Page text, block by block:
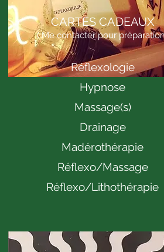
CARTES CADEAUX
( Me contacter pour
Réflexologie
Hypnose
Massage(s)
Drainage
Madérothérapie
Réflexo/Massage
Réflexo/Lithothérapie